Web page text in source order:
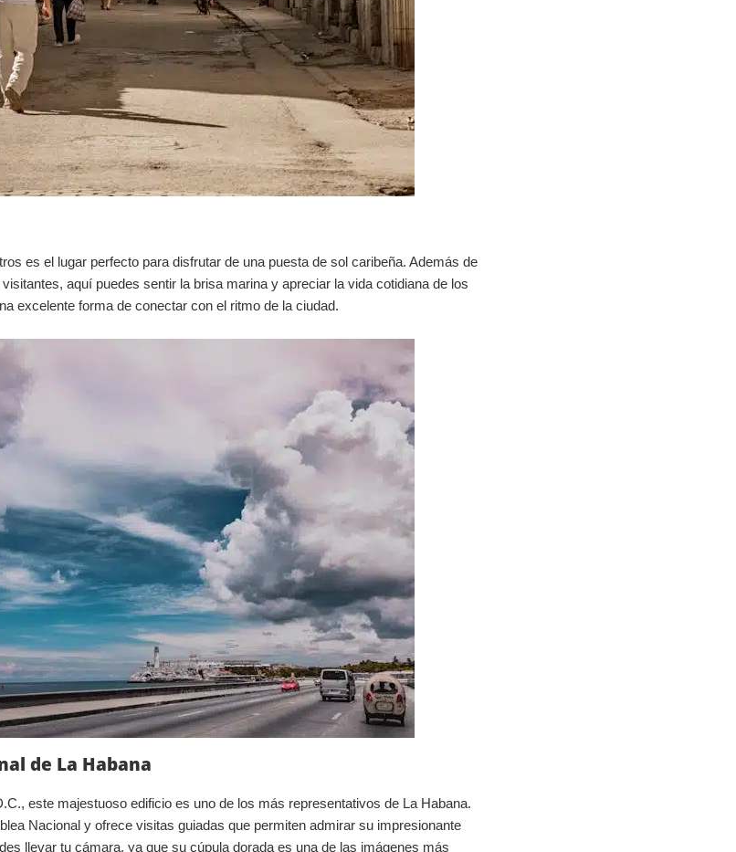
es el lugar perfecto para disfrutar de una puesta de sol caribeña. Además de
aquí puedes sentir la brisa marina y apreciar la vida cotidiana de los
excelente forma de conectar con el ritmo de la ciudad.
de La Habana
este majestuoso edificio es uno de los más representativos de La Habana.
Nacional y ofrece visitas guiadas que permiten admirar su impresionante
llevar tu cámara, ya que su cúpula dorada es una de las imágenes más